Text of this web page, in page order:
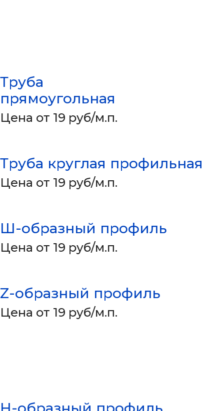
Труба
прямоугольная
Цена от 19 руб/м.п.
Труба круглая профильная
Цена от 19 руб/м.п.
Ш-образный профиль
Цена от 19 руб/м.п.
Z-образный профиль
Цена от 19 руб/м.п.